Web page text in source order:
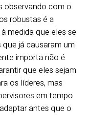
observando com o
robustas é a
medida que eles se
já causaram um
importa não é
que eles sejam
os líderes, mas
em tempo
antes que o